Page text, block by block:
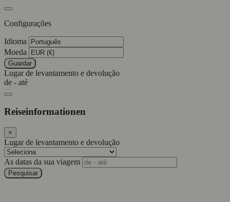
Configurações
Idioma
Moeda
Guardar
Lugar de levantamento e devolução
de - até
Reiseinformationen
×
Lugar de levantamento e devolução
As datas da sua viagem
Pesquisar